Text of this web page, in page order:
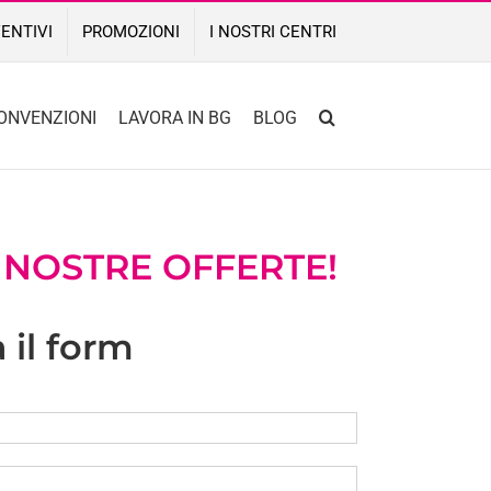
PROMOZIONI I NOSTRI CENTRI
LAVORA IN BG BLOG
OFFERTE!
il form